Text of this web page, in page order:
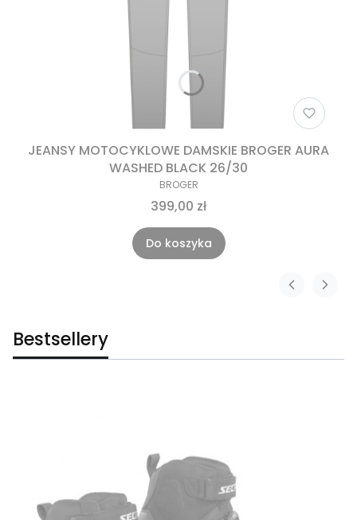
JEANSY MOTOCYKLOWE DAMSKIE BROGER AURA
WASHED BLACK 26/30
BROGER
399,00 zł
Do koszyka
Bestsellery